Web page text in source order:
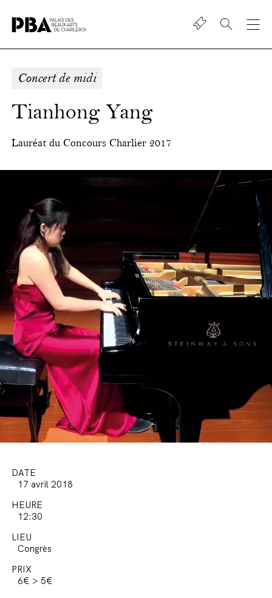
beaux-
de
Charleroi
Shop
Concert de midi
Tianhong Yang
Lauréat du Concours Charlier 2017
DATE
17 avril 2018
HEURE
12:30
LIEU
Congrès
PRIX
6€ > 5€